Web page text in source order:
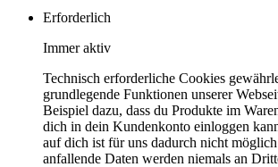
Erforderlich
Immer aktiv
Technisch erforderliche Cookies
grundlegende Funktionen unserer
Beispiel dazu, dass du Produkte im
dich in dein Kundenkonto einloggen
auf dich ist für uns dadurch nicht
anfallende Daten werden niemals an